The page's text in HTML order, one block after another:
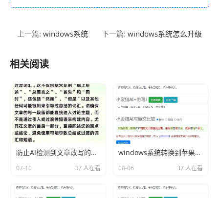
上一篇: windows系统 下一篇: windows系统怎么升级
相关阅读
防止AI检测到文章改写的技巧
07-10 37 人在看
windows系统转换到苹果系统分享相关内容2026
08-06 37 人在看